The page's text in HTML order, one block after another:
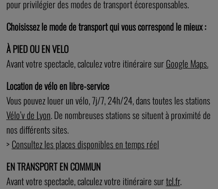
pour privilégier des modes de transport écoresponsables.
Choisissez le mode de transport qui vous correspond le mieux :
ÀPIED OU EN VELO
Avant votre spectacle, calculez votre itinéraire surGoogle Maps.
Location de vélo en libre-service
Vous pouvez louer un vélo, 7j/7, 24h/24, dans toutes les stations
Vélo’v de Lyon. De nombreuses stations se situent à proximité de
nos différents sites.
> Consultez les places disponibles en temps réel
EN TRANSPORT EN COMMUN
Avant votre spectacle, calculez votre itinéraire surtcl.fr.